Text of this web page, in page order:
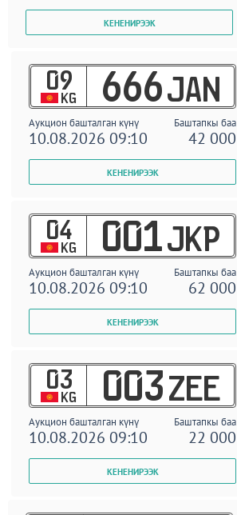
09
KG 666 JAN
Аукцион башталган күнү Баштапкы баа
10.08.2026 09:10 42 000
04
KG 001 JKP
Аукцион башталган күнү Баштапкы баа
10.08.2026 09:10 62 000
03
KG 003 ZEE
Аукцион башталган күнү Баштапкы баа
10.08.2026 09:10 22 000